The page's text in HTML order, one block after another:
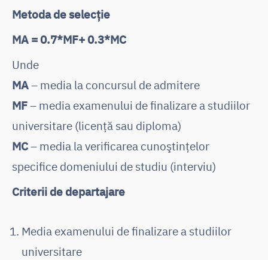
Metoda de selecție
MA = 0.7*MF+ 0.3*MC
Unde
MA– media la concursul de admitere
MF– media examenului de finalizare a studiilor
universitare (licență sau diploma)
MC– media la verificarea cunoştinţelor
specifice domeniului de studiu (interviu)
Criterii de departajare
Media examenului de finalizare a studiilor
universitare